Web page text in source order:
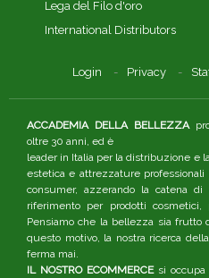
Lega del Filo d'oro
International Distributors
Login Privacy
ACCADEMIA DELLA BELLEZZA
oltre 30 anni, ed è
leader in Italia per la distribuzione e
estetica e attrezzature
consumer, azzerando la catena
riferimento per prodotti cosmetici,
Pensiamo che la bellezza sia frutto
questo motivo, la nostra ricerca
ferma mai.
IL NOSTRO ECOMMERCEsi occupa